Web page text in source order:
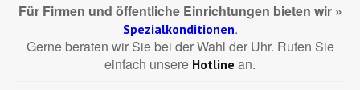
Für Firmen und öffentliche Einrichtungen bieten wir »
Spezialkonditionen.
Gerne beraten wir Sie bei der Wahl der Uhr. Rufen Sie
einfach unsere Hotline an.